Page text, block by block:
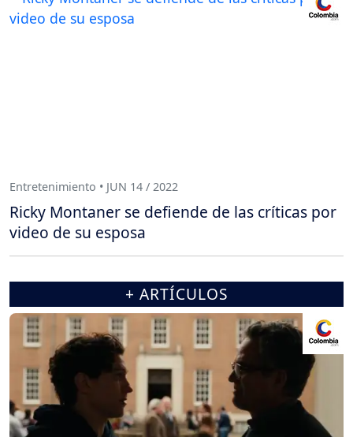
Entretenimiento • JUN 14 / 2022
Ricky Montaner se defiende de las críticas por
video de su esposa
+ ARTÍCULOS